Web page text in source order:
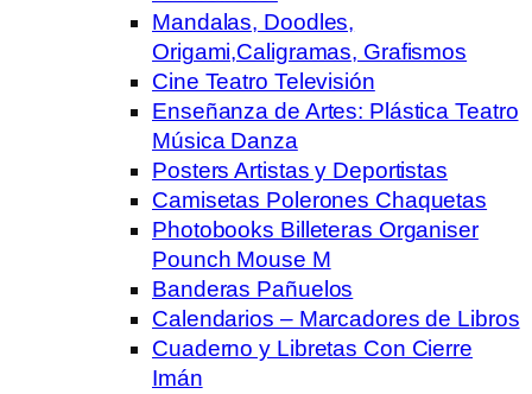
Mandalas, Doodles,
Origami,Caligramas, Grafismos
Cine Teatro Televisión
Enseñanza de Artes: Plástica Teatro
Música Danza
Posters Artistas y Deportistas
Camisetas Polerones Chaquetas
Photobooks Billeteras Organiser
Pounch Mouse M
Banderas Pañuelos
Calendarios – Marcadores de Libros
Cuaderno y Libretas Con Cierre
Imán